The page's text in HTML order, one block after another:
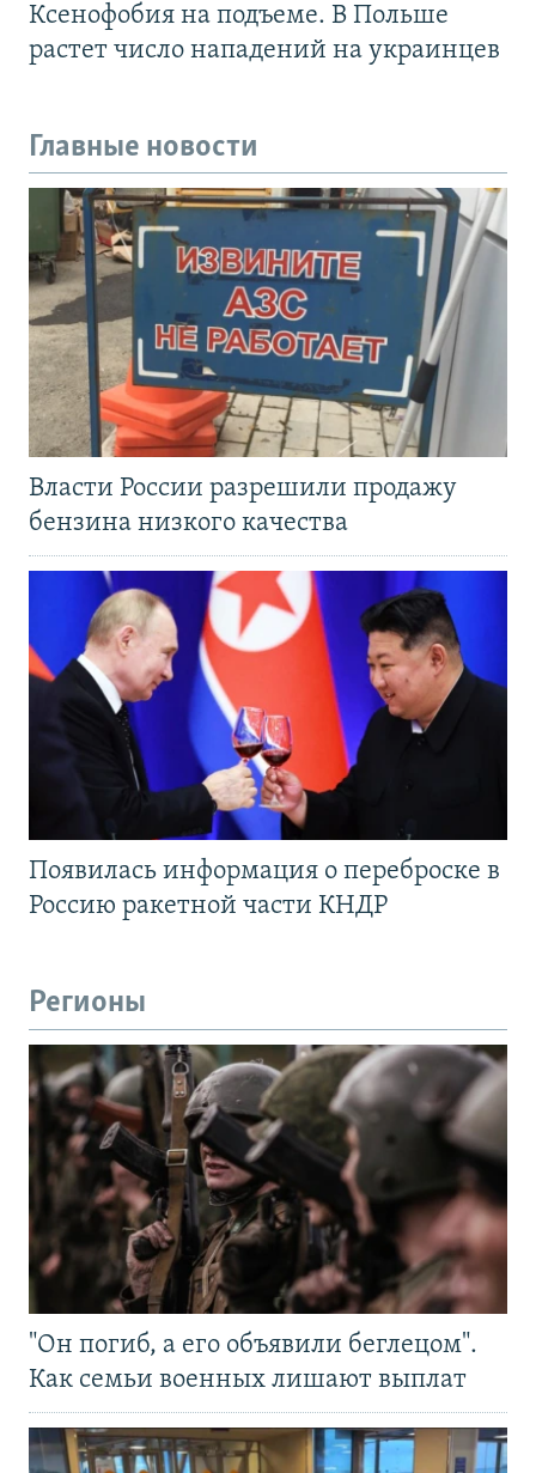
Ксенофобия на подъеме. В Польше
растет число нападений на украинцев
Главные новости
Власти России разрешили продажу
бензина низкого качества
Появилась информация о переброске в
Россию ракетной части КНДР
Регионы
"Он погиб, а его объявили беглецом".
Как семьи военных лишают выплат